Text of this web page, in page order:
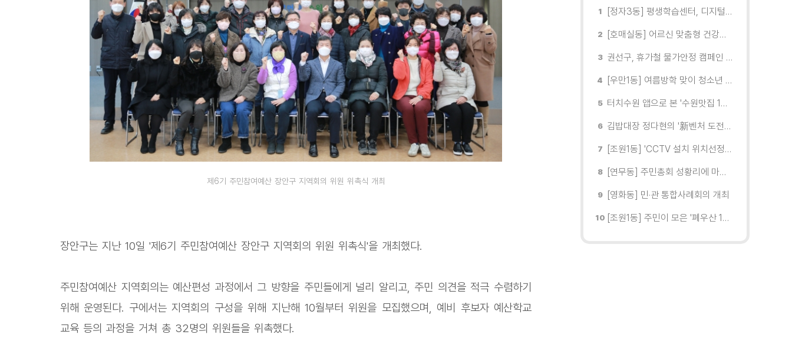
제6기 주민참여예산 장안구 지역회의 위원 위촉식 개최
장안구는 지난 10일 '제6기 주민참여예산 장안구 지역회의 위원 위촉식'을 개최했다.
주민참여예산 지역회의는 예산편성 과정에서 그 방향을 주민들에게 널리 알리고, 주민 의견을 적극 수렴하기
위해 운영된다. 구에서는 지역회의 구성을 위해 지난해 10월부터 위원을 모집했으며, 예비 후보자 예산학교
교육 등의 과정을 거쳐 총 32명의 위원들을 위촉했다.
[정자3동] 평생학습센터, 디지털 생활문해교실 개강
[호매실동] 어르신 맞춤형 건강특화사업 「은빛반짝 실버종이공방」 운영
권선구, 휴가철 물가안정 캠페인 전개
[우만1동] 여름방학 맞이 청소년 유해환경 캠페인 실시
터치수원 앱으로 본 '수원맛집 100선'... 장안구 맛집을 찾다
김밥대장 정다현의 '新벤처 도전이야기'
[조원1동] 'CCTV 설치 위치선정협의회' 회의 개최
[연무동] 주민총회 성황리에 마무리
[영화동] 민·관 통합사례회의 개최
[조원1동] 주민이 모은 '폐우산 100개' 수원여대에 1차 전달